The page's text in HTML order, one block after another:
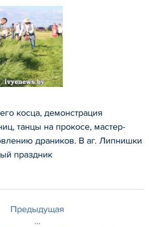
косца, демонстрация
танцы на прокосе, мастер-
драников. В аг. Липнишки
праздник
Предыдущая
...